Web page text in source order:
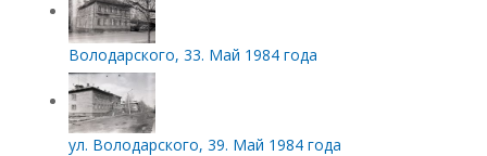
Володарского, 33. Май 1984 года
ул. Володарского, 39. Май 1984 года